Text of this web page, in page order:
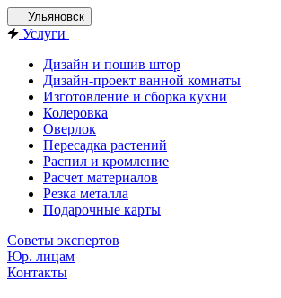
Ульяновск
Услуги
Дизайн и пошив штор
Дизайн-проект ванной комнаты
Изготовление и сборка кухни
Колеровка
Оверлок
Пересадка растений
Распил и кромление
Расчет материалов
Резка металла
Подарочные карты
Советы экспертов
Юр. лицам
Контакты